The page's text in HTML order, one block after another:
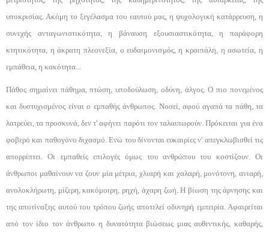
υποκρισίας. Ακόμη το ξεγέλασμα του εαυτού μας, η ψυχολογική κατάρρευση, η
συνεχής ανταγωνιστι­κότητα, η βάναυση εξουσιαστικότητα, η παράφορη
κτητικότητα, η άκρατη πλεονεξία, ο ευδαιμονισμός, η κραιπάλη, η ασωτεία, η
εμπάθεια, η κακότητα...
Πάθος σημαίνει πάθημα, πτώση, υποδούλωση, ο­δύνη, άλγος. Ο πιο πονεμένος
και δυστυχισμένος εί­ναι ο εμπαθής άνθρωπος. Νοσεί, αφού αγαπά τα πάθη, τα
λατρεύει, τα προσκυνά, δεν τ' αφήνει παρότι τον ταλαιπωρούν. Πρόκειται για ένα
φοβερό και παθογό­νο διχασμό. Ενώ του δίνονται ευκαιρίες ν' απεγκλωβισθεί τις
απορρίπτει. Οι εμπαθείς επιλογές όμως του ανθρώπου του κοστίζουν. Οι
άνθρωποι μαθαίνουν να ζουν μία μέτρια, χλιαρή και χαλαρή, μονότονη, ανια­ρή,
ανολοκλήρωτη, μίζερη, κακόμοιρη, ρηχή, άχαρη ζωή. Η βίωση της άρνησης και
της αποτίναξης αυτού του τρόπου ζωής αποτελεί οδυνηρή εμπειρία. Αφαι­ρείται
από τον ίδιο τον άνθρωπο η δυνατότητα βιώσεως μιας αυθεντικής, καθαρής,